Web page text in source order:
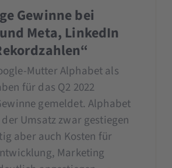
Gewinne bei
Meta, LinkedIn
Mutter Alphabet als
für das Q2 2022
gemeldet. Alphabet
Umsatz zwar gestiegen
aber auch Kosten für
Marketing